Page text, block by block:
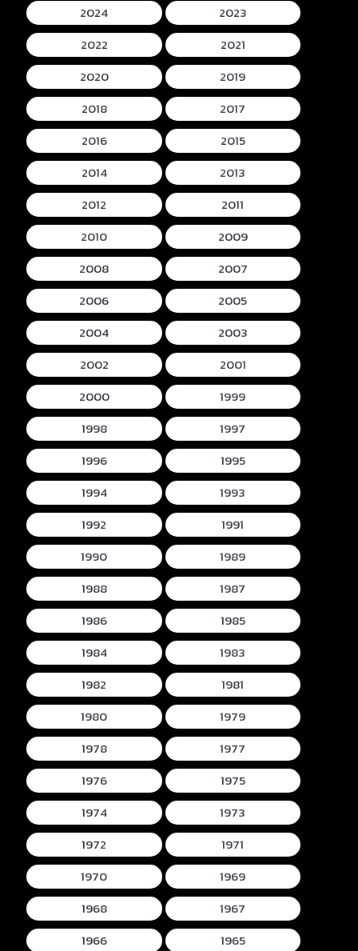
2024
2023
2022
2021
2020
2019
2018
2017
2016
2015
2014
2013
2012
2011
2010
2009
2008
2007
2006
2005
2004
2003
2002
2001
2000
1999
1998
1997
1996
1995
1994
1993
1992
1991
1990
1989
1988
1987
1986
1985
1984
1983
1982
1981
1980
1979
1978
1977
1976
1975
1974
1973
1972
1971
1970
1969
1968
1967
1966
1965